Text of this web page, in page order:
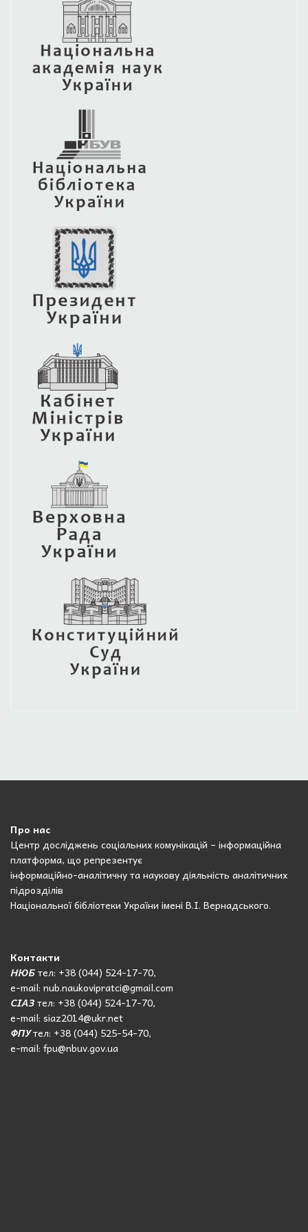
Про нас
Центр досліджень соціальних комунікацій – інформаційна
платформа, що репрезентує
інформаційно-аналітичну та наукову діяльність аналітичних
підрозділів
Національної бібліотеки України імені В.І. Вернадського.
Контакти
НЮБтел: +38 (044) 524-17-70,
e-mail: nub.naukovipratci@gmail.com
СІАЗтел: +38 (044) 524-17-70,
e-mail: siaz2014@ukr.net
ФПУтел: +38 (044) 525-54-70,
e-mail: fpu@nbuv.gov.ua